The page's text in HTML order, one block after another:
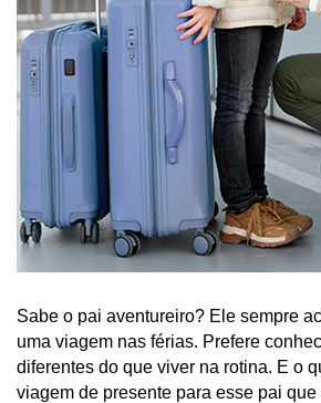
Sabe o pai aventureiro? Ele sempre
uma viagem nas férias. Prefere
diferentes do que viver na rotina. E o
viagem de presente para esse pai